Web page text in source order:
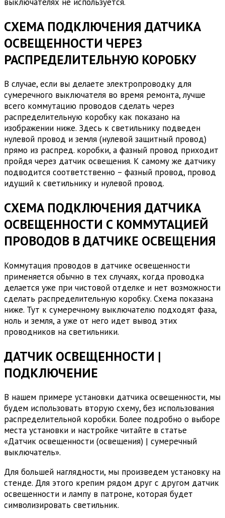
СХЕМА ПОДКЛЮЧЕНИЯ ДАТЧИКА
ОСВЕЩЕННОСТИ ЧЕРЕЗ
РАСПРЕДЕЛИТЕЛЬНУЮ КОРОБКУ
В случае, если вы делаете электропроводку для
сумеречного выключателя во время ремонта, лучше
всего коммутацию проводов сделать через
распределительную коробку как показано на
изображении ниже. Здесь к светильнику подведен
нулевой провод и земля (нулевой защитный провод)
прямо из распред. коробки, а фазный провод приходит
пройдя через датчик освещения. К самому же датчику
подводится соответственно – фазный провод, провод
идущий к светильнику и нулевой провод.
СХЕМА ПОДКЛЮЧЕНИЯ ДАТЧИКА
ОСВЕЩЕННОСТИ С КОММУТАЦИЕЙ
ПРОВОДОВ В ДАТЧИКЕ ОСВЕЩЕНИЯ
Коммутация проводов в датчике освещенности
применяется обычно в тех случаях, когда проводка
делается уже при чистовой отделке и нет возможности
сделать распределительную коробку. Схема показана
ниже. Тут к сумеречному выключателю подходят фаза,
ноль и земля, а уже от него идет вывод этих
проводников на светильники.
ДАТЧИК ОСВЕЩЕННОСТИ |
ПОДКЛЮЧЕНИЕ
В нашем примере установки датчика освещенности, мы
будем использовать вторую схему, без использования
распределительной коробки. Более подробно о выборе
места установки и настройке читайте в статье
«Датчик освещенности (освещения) | сумеречный
выключатель».
Для большей наглядности, мы произведем установку на
стенде. Для этого крепим рядом друг с другом датчик
освещенности и лампу в патроне, которая будет
символизировать светильник.